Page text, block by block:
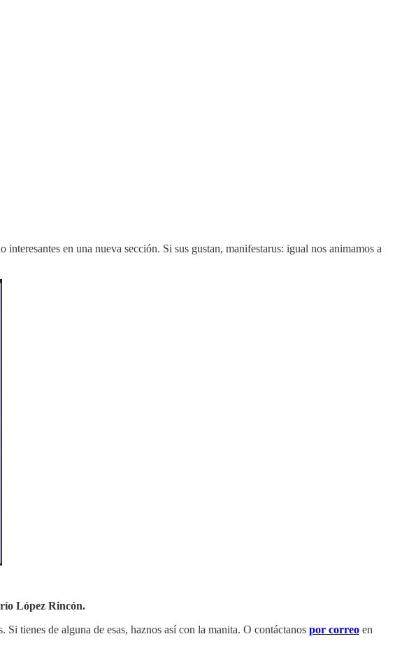
en una nueva sección. Si sus gustan, manifestarus: igual nos animamos a
López Rincón.
tienes de alguna de esas, haznos así con la manita. O contáctanos por correo en